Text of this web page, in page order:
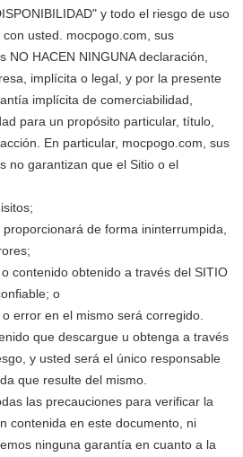
y todo el riesgo de uso
usted. mocpogo.com, sus
NO HACEN NINGUNA declaración,
implícita o legal, y por la presente
implícita de comerciabilidad,
para un propósito particular, título,
En particular, mocpogo.com, sus
no garantizan que el Sitio o el
de forma ininterrumpida,
contenido obtenido a través del SITIO
o
error en el mismo será corregido.
que descargue u obtenga a través
y usted será el único responsable
que resulte del mismo.
las precauciones para verificar la
contenida en este documento, ni
ninguna garantía en cuanto a la